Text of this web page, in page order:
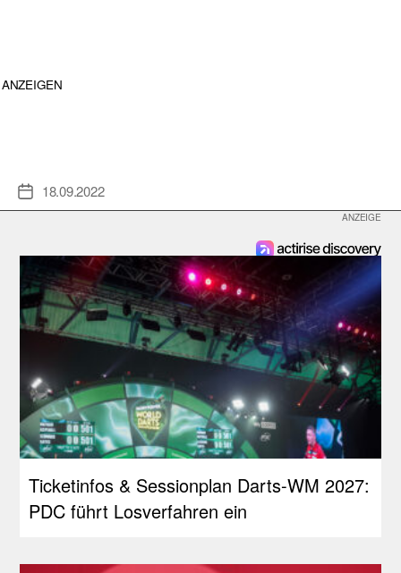
ANZEIGEN
Veröffentlichungsdatum
18.09.2022
Ticketinfos & Sessionplan Darts-WM 2027:
PDC führt Losverfahren ein